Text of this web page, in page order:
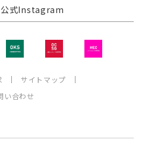
公式Instagram
サイトマップ
い合わせ